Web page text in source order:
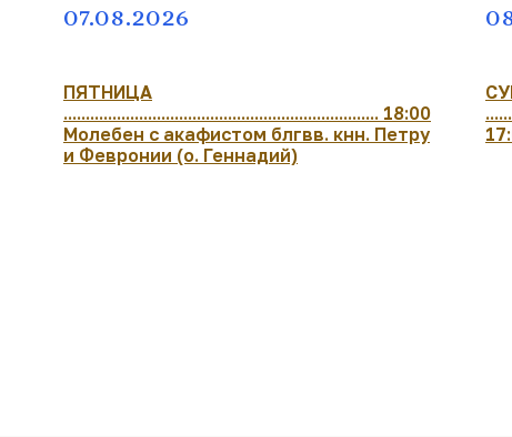
07.08.2026
ПЯТНИЦА
....................................................................... 18:00
Молебен с акафистом блгвв. кнн. Петру
и Февронии (о. Геннадий)